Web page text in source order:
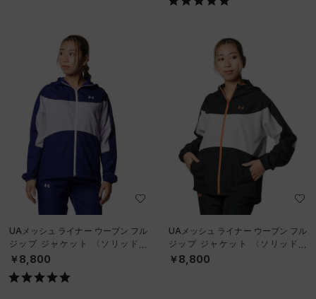
UAメッシュ ライナー ウーブン フル
ジップ ジャケット 〈ソリッド〉
（トレーニング/WOMEN）
￥8,800
UAメッシュ ライナー ウーブン フル
ジップ ジャケット 〈ソリッド〉
（トレーニング/WOMEN）
￥8,800